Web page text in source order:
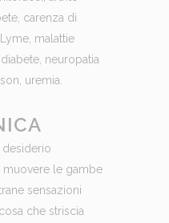
carenza di
malattie
neuropatia
uremia.
desiderio
le gambe
sensazioni
che striscia